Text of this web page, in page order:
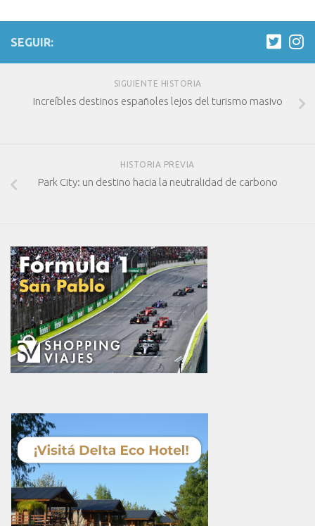
SEGUIR:
SIGUIENTE HISTORIA
Increíbles destinos españoles lejos del turismo masivo
HISTORIA PREVIA
Park City: un destino hacia la neutralidad de carbono